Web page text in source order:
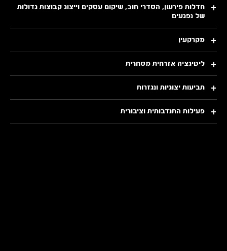
חדלות פירעון, הסדרי חוב, שיקום עסקים וייצוג קבוצות גדולות
של נפגעים
מקרקעין
ליטיגציה אזרחית מסחרית
תביעות יצוגיות ונגזרות
פעילות התנדבותית וציבורית